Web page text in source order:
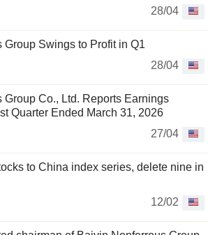
28/04
Group Swings to Profit in Q1
28/04
Group Co., Ltd. Reports Earnings
Quarter Ended March 31, 2026
27/04
to China index series, delete nine in
12/02